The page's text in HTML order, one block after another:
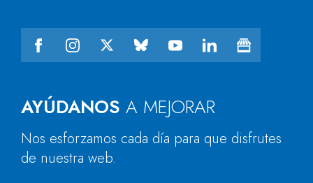
AYÚDANOS A MEJORAR
Nos esforzamos cada día para que disfrutes
de nuestra web.